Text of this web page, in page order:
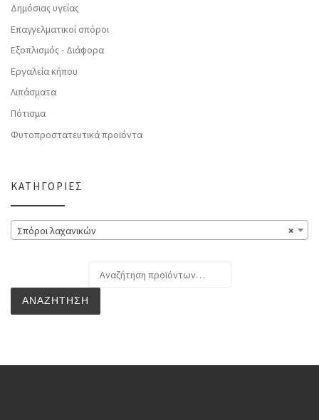
Δημόσιας υγείας
Επαγγελματικοί σπόροι
Εξοπλισμός - Διάφορα
Εργαλεία κήπου
Λιπάσματα
Πότισμα
Φυτοπροστατευτικά προϊόντα
ΚΑΤΗΓΟΡΊΕΣ
×
Σπόροι λαχανικών
ΑΝΑΖΉΤΗΣΗ